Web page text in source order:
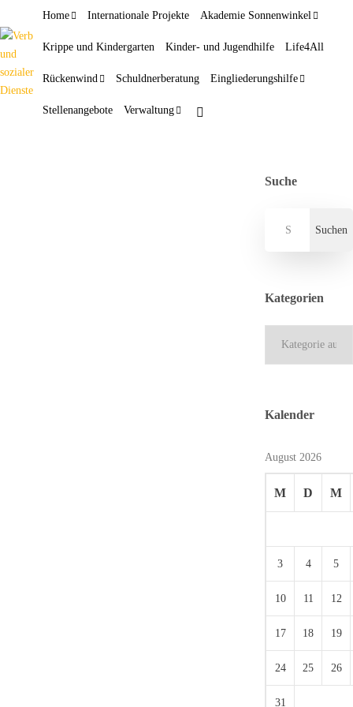
Home Internationale Projekte Akademie Sonnenwinkel
Krippe und Kindergarten Kinder- und Jugendhilfe Life4All
Rückenwind Schuldnerberatung Eingliederungshilfe
Stellenangebote Verwaltung
Suche
Kategorien
Kalender
August 2026
M D M
3 4 5
10 11 12
17 18 19
24 25 26
31